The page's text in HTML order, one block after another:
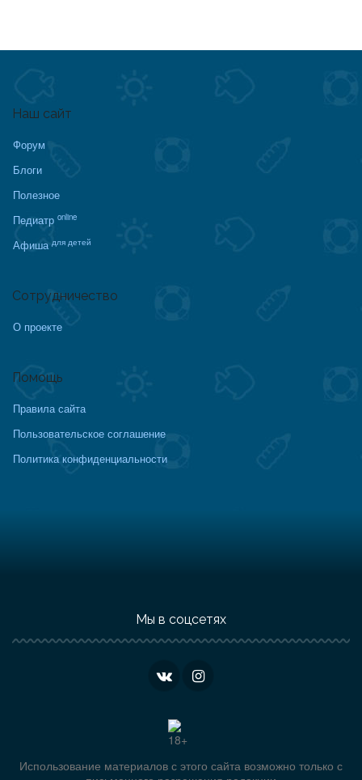
Наш сайт
Форум
Блоги
Полезное
Педиатр online
Афиша для детей
Сотрудничество
О проекте
Помощь
Правила сайта
Пользовательское соглашение
Политика конфиденциальности
Мы в соцсетях
Использование материалов с этого сайта возможно только с